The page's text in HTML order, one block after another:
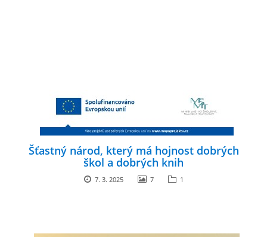
Šťastný národ, který má hojnost dobrých
škol a dobrých knih
7. 3. 2025 7 1